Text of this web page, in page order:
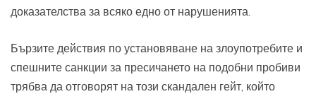
доказателства за всяко едно от нарушенията.
Бързите действия по установяване на злоупотребите и
спешните санкции за пресичането на подобни пробиви
трябва да отговорят на този скандален гейт, който